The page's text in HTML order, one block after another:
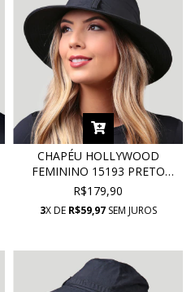
CHAPÉU HOLLYWOOD
FEMININO 15193 PRETO
COM PROTEÇÃO UV
R$179,90
3X DE R$59,97SEM JUROS